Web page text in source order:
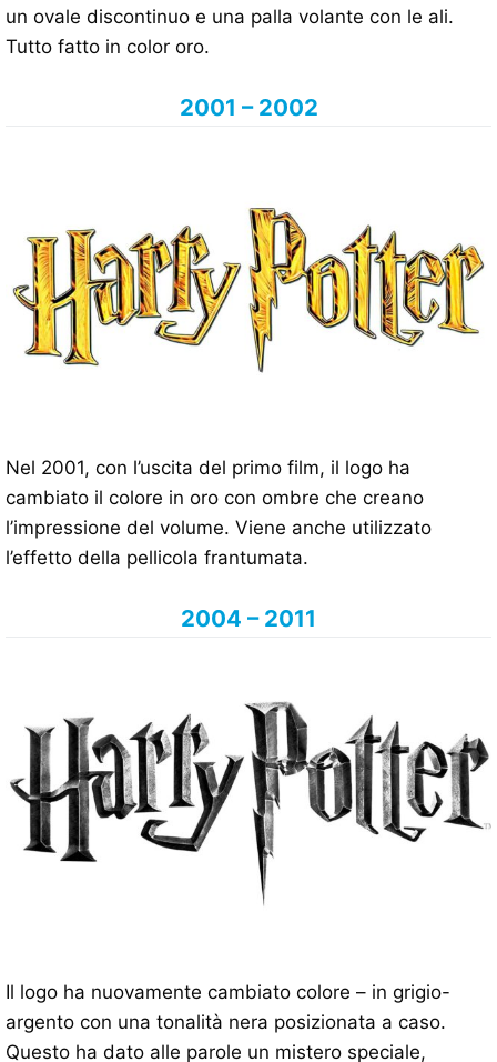
un ovale discontinuo e una palla volante con le ali.
Tutto fatto in color oro.
2001 – 2002
Nel 2001, con l’uscita del primo film, il logo ha
cambiato il colore in oro con ombre che creano
l’impressione del volume. Viene anche utilizzato
l’effetto della pellicola frantumata.
2004 – 2011
Il logo ha nuovamente cambiato colore – in grigio-
argento con una tonalità nera posizionata a caso.
Questo ha dato alle parole un mistero speciale,